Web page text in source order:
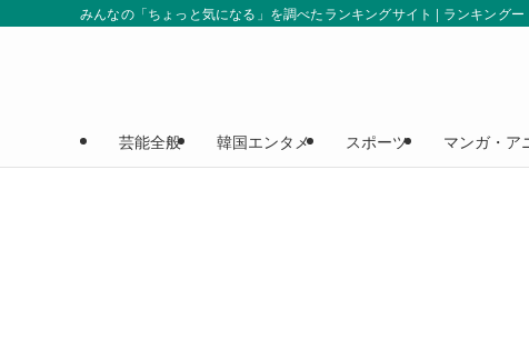
みんなの「ちょっと気になる」を調べたランキングサイト | ランキングー
芸能全般 韓国エンタメ スポーツ マンガ・ア